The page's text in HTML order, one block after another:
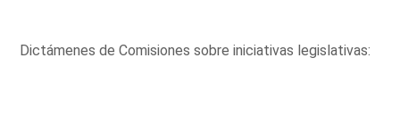
Dictámenes de Comisiones sobre iniciativas legislativas: